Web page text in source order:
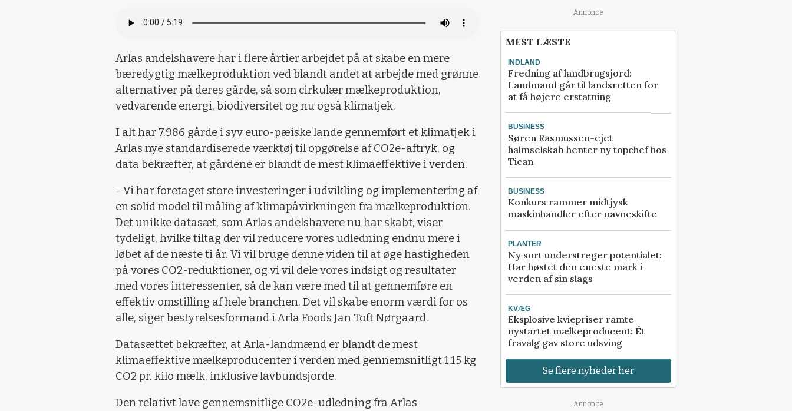
Arlas andelshavere har i flere årtier arbejdet på at skabe en mere
bæredygtig mælkeproduktion ved blandt andet at arbejde med grønne
alternativer på deres gårde, så som cirkulær mælkeproduktion,
vedvarende energi, biodiversitet og nu også klimatjek.
I alt har 7.986 gårde i syv euro-pæiske lande gennemført et klimatjek i
Arlas nye standardiserede værktøj til opgørelse af CO2e-aftryk, og
data bekræfter, at gårdene er blandt de mest klimaeffektive i verden.
- Vi har foretaget store investeringer i udvikling og implementering af
en solid model til måling af klimapåvirkningen fra mælkeproduktion.
Det unikke datasæt, som Arlas andelshavere nu har skabt, viser
tydeligt, hvilke tiltag der vil reducere vores udledning endnu mere i
løbet af de næste ti år. Vi vil bruge denne viden til at øge hastigheden
på vores CO2-reduktioner, og vi vil dele vores indsigt og resultater
med vores interessenter, så de kan være med til at gennemføre en
effektiv omstilling af hele branchen. Det vil skabe enorm værdi for os
alle, siger bestyrelsesformand i Arla Foods Jan Toft Nørgaard.
Datasættet bekræfter, at Arla-landmænd er blandt de mest
klimaeffektive mælkeproducenter i verden med gennemsnitligt 1,15 kg
CO2 pr. kilo mælk, inklusive lavbundsjorde.
Den relativt lave gennemsnitlige CO2e-udledning fra Arlas
Annonce
MEST LÆSTE
INDLAND
Fredning af landbrugsjord:
Landmand går til landsretten for
at få højere erstatning
BUSINESS
Søren Rasmussen-ejet
halmselskab henter ny topchef hos
Tican
BUSINESS
Konkurs rammer midtjysk
maskinhandler efter navneskifte
PLANTER
Ny sort understreger potentialet:
Har høstet den eneste mark i
verden af sin slags
KVÆG
Eksplosive kviepriser ramte
nystartet mælkeproducent: Ét
fravalg gav store udsving
Se flere nyheder her
Annonce